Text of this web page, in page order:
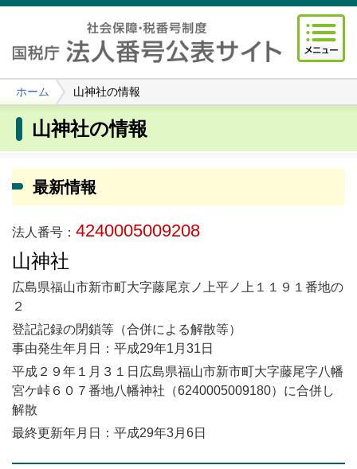
ホーム 山神社の情報
山神社の情報
最新情報
法人番号： 4240005009208
山神社
広島県福山市新市町大字藤尾京ノ上平ノ上１１９１番地の
２
登記記録の閉鎖等（合併による解散等）
事由発生年月日：平成29年1月31日
平成２９年１月３１日広島県福山市新市町大字藤尾字八幡
宮ケ峠６０７番地八幡神社（6240005009180）に合併し
解散
最終更新年月日：平成29年3月6日